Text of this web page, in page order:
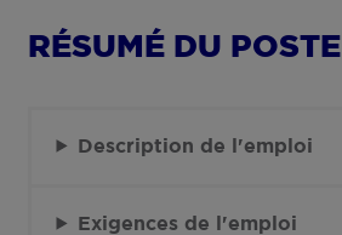
RÉSUMÉ DU POSTE
Description de l'emploi
Exigences de l'emploi